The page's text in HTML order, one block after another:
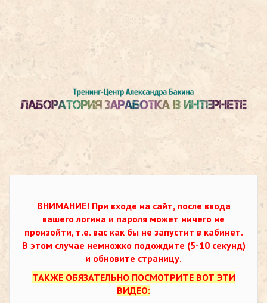
ВНИМАНИЕ! При входе на сайт, после ввода
вашего логина и пароля может ничего не
произойти, т.е. вас как бы не запустит в кабинет.
В этом случае немножко подождите (5-10 секунд)
и обновите страницу.
ТАКЖЕ ОБЯЗАТЕЛЬНО ПОСМОТРИТЕ ВОТ ЭТИ
ВИДЕО: